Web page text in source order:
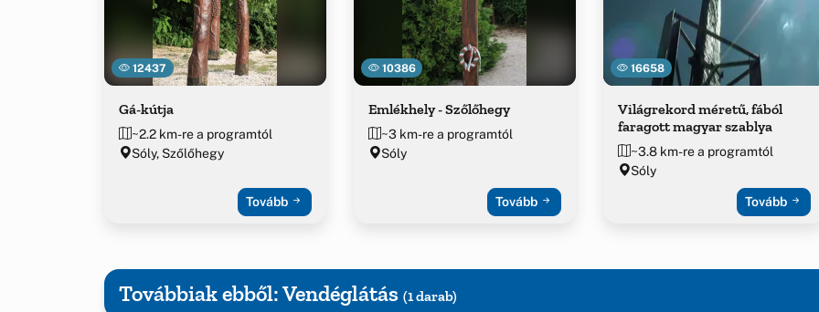
12437
Gá-kútja
~2.2 km-re a programtól
Sóly, Szőlőhegy
Tovább
10386
Emlékhely - Szőlőhegy
~3 km-re a programtól
Sóly
Tovább
16658
Világrekord méretű, fából
faragott magyar szablya
~3.8 km-re a programtól
Sóly
Tovább
Továbbiak ebből: Vendéglátás (1 darab)